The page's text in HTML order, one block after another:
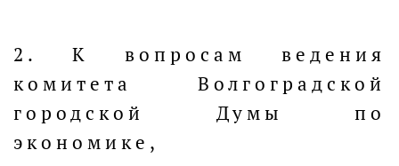
2. К вопросам ведения
комитета Волгоградской
городской Думы по
экономике,